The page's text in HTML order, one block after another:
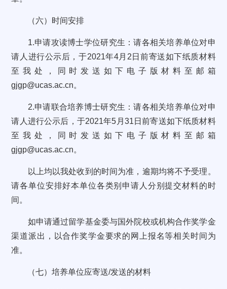
（六）时间安排
1.申请攻读博士学位研究生：请各相关培养单位对申
请人进行公示后，于2021年4月2日前寄送如下纸质材料
至我处，同时发送如下电子版材料至邮箱
gjgp@ucas.ac.cn。
2.申请联合培养博士研究生：请各相关培养单位对申
请人进行公示后，于2021年5月31日前寄送如下纸质材料
至我处，同时发送如下电子版材料至邮箱
gjgp@ucas.ac.cn。
以上均以我处收到的时间为准，逾期均将不予受理。
请各单位安排好本单位各类别申请人分别提交材料的时
间。
如申请通过留学基金委与国外院校或机构合作奖学金
渠道派出，以合作奖学金要求的网上报名等相关时间为
准。
（七）培养单位应寄送/发送的材料